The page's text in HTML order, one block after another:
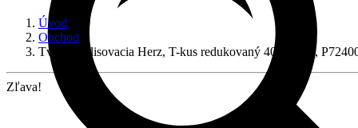
Úvod
Obchod
Tvarovka lisovacia Herz, T-kus redukovaný 40x26x32,
Zľava!